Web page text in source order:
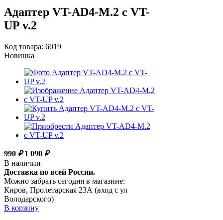
Адаптер VT-AD4-M.2 с VT-
UP v.2
Код товара: 6019
Новинка
990 ₽ 1 090 ₽
В наличии
Доставка по всей России.
Можно забрать сегодня в магазине:
Киров, Пролетарская 23А (вход с ул
Володарского)
В корзину